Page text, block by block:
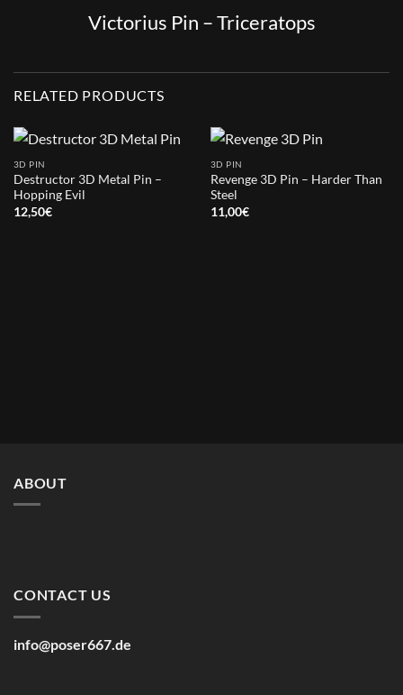
Victorius Pin – Triceratops
RELATED PRODUCTS
3D PIN
Destructor 3D Metal Pin –
Hopping Evil
12,50€
3D PIN
Revenge 3D Pin – Harder Than
Steel
11,00€
ABOUT
CONTACT US
info@poser667.de